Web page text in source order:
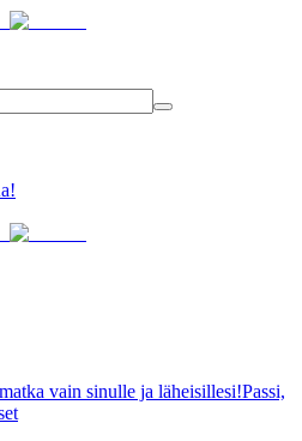
vain sinulle ja läheisillesi!Passi,